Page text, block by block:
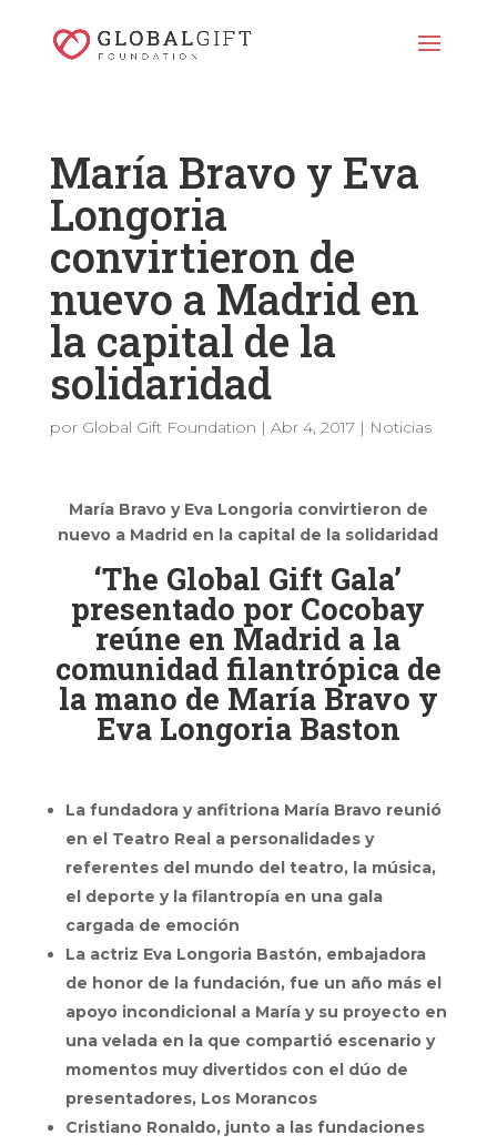
María Bravo y Eva
Longoria
convirtieron de
nuevo a Madrid en
la capital de la
solidaridad
por Global Gift Foundation | Abr 4, 2017 | Noticias
María Bravo y Eva Longoria convirtieron de
nuevo a Madrid en la capital de la solidaridad
‘The Global Gift Gala’
presentado por Cocobay
reúne en Madrid a la
comunidad filantrópica de
la mano de María Bravo y
Eva Longoria Baston
La fundadora y anfitriona María Bravo reunió
en el Teatro Real a personalidades y
referentes del mundo del teatro, la música,
el deporte y la filantropía en una gala
cargada de emoción
La actriz Eva Longoria Bastón, embajadora
de honor de la fundación, fue un año más el
apoyo incondicional a María y su proyecto en
una velada en la que compartió escenario y
momentos muy divertidos con el dúo de
presentadores, Los Morancos
Cristiano Ronaldo, junto a las fundaciones